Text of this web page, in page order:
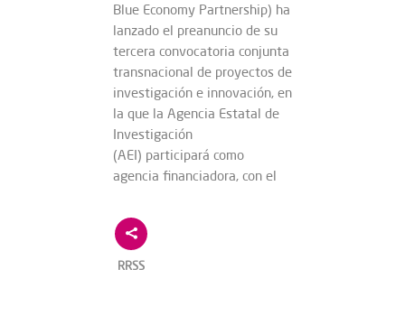
Blue Economy Partnership) ha
lanzado el preanuncio de su
tercera convocatoria conjunta
transnacional de proyectos de
investigación e innovación, en
la que la Agencia Estatal de
Investigación
(AEI) participará como
agencia financiadora, con el
RRSS